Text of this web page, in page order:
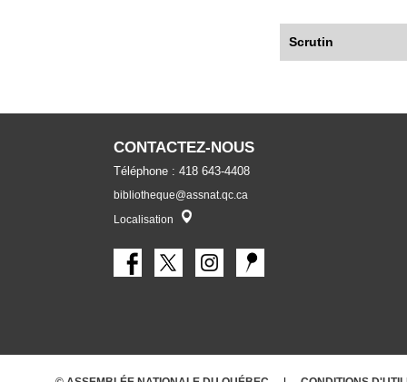
Scrutin
CONTACTEZ-NOUS
Téléphone : 418 643-4408
bibliotheque@assnat.qc.ca
Localisation